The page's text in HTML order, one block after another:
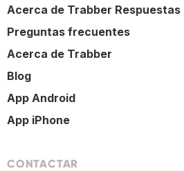
Acerca de Trabber Respuestas
Preguntas frecuentes
Acerca de Trabber
Blog
App Android
App iPhone
CONTACTAR